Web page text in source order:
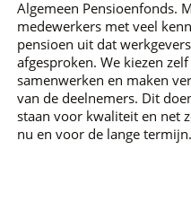
Algemeen Pensioenfonds.
medewerkers met veel
pensioen uit dat
afgesproken. We kiezen
samenwerken en maken
van de deelnemers. Dit
staan voor kwaliteit en net
nu en voor de lange termijn.